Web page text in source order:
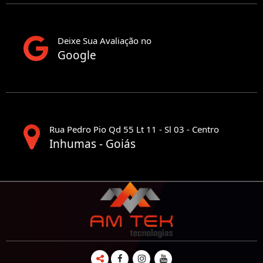
Deixe Sua Avaliação no
Google
Rua Pedro Pio Qd 55 Lt 11 - Sl 03 - Centro
Inhumas - Goiás